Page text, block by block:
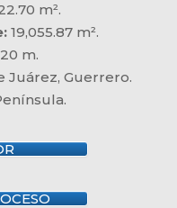
m².
19,055.87 m².
m.
Guerrero.